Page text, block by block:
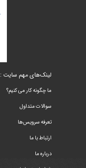
لینک‌های مهم سایت :
ما چگونه کار می کنیم؟
سوالات متداول
تعرفه سرویس‌ها
ارتباط با ما
درباره ما